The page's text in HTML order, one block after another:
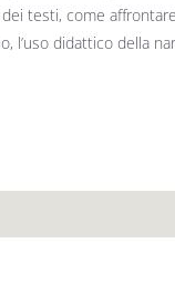
testi, come
l’uso didattico della